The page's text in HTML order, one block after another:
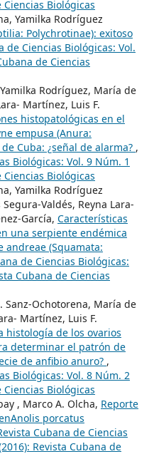
Ciencias Biológicas
Yamilka Rodríguez
Polychrotinae): exitoso
de Ciencias Biológicas: Vol.
de Ciencias
Rodríguez, María de
Martínez, Luis F.
histopatológicas en el
empusa (Anura:
Cuba: ¿señal de alarma? ,
Biológicas: Vol. 9 Núm. 1
Ciencias Biológicas
Yamilka Rodríguez
Valdés, Reyna Lara-
García, Características
una serpiente endémica
andreae (Squamata:
de Ciencias Biológicas:
Cubana de Ciencias
Sanz-Ochotorena, María de
Martínez, Luis F.
histología de los ovarios
determinar el patrón de
de anfibio anuro? ,
Biológicas: Vol. 8 Núm. 2
Ciencias Biológicas
, Marco A. Olcha, Reporte
porcatus
Cubana de Ciencias
Revista Cubana de